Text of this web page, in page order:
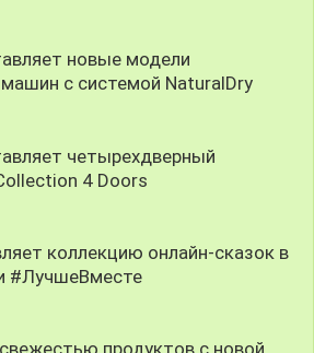
новые модели
с системой NaturalDry
четырехдверный
4 Doors
коллекцию онлайн-сказок в
#ЛучшеВместе
продуктов с новой